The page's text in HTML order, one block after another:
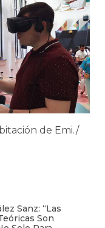
de Emi./
Sanz: “Las
Son